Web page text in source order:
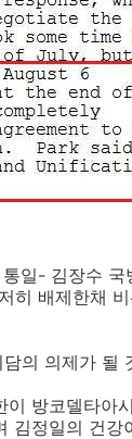
일- 김장수
히 배제한채
의 의제가 될
방코델타아
김정일의 건강